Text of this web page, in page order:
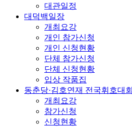
대관일정
대덕백일장
개최요강
개인 참가신청
개인 신청현황
단체 참가신청
단체 신청현황
입상 작품집
동춘당·김호연재 전국휘호대회
개최요강
참가신청
신청현황